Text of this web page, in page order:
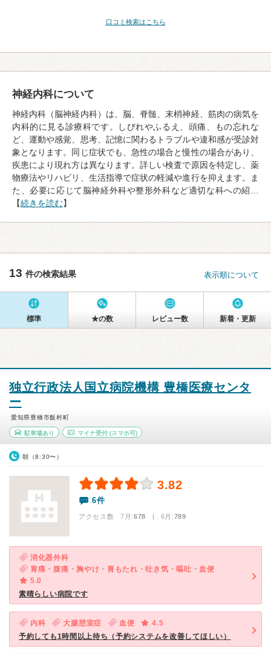
口コミ検索はこちら
神経内科について
神経内科（脳神経内科）は、脳、脊髄、末梢神経、筋肉の病気を
内科的に見る診療科です。しびれやふるえ、頭痛、もの忘れな
ど、運動や感覚、思考、記憶に関わるトラブルや違和感が受診対
象となります。同じ症状でも、急性の場合と慢性の場合があり、
疾患により現れ方は異なります。詳しい検査で原因を特定し、薬
物療法やリハビリ、生活指導で症状の軽減や進行を抑えます。ま
た、必要に応じて脳神経外科や整形外科など適切な科への紹…
【続きを読む】
13 件の検索結果 表示順について
標準 ★の数 レビュー数 新着・更新
独立行政法人国立病院機構 豊橋医療センタ
ー
愛知県豊橋市飯村町
駐車場あり マイナ受付(スマホ可)
朝（8:30〜）
3.82
6件
アクセス数 7月:678 | 6月:789
消化器外科
胃痛・腹痛・胸やけ・胃もたれ・吐き気・嘔吐・血便
5.0
素晴らしい病院です
内科 大腸憩室症 血便
4.5
予約しても1時間以上待ち（予約システムを改善してほしい）